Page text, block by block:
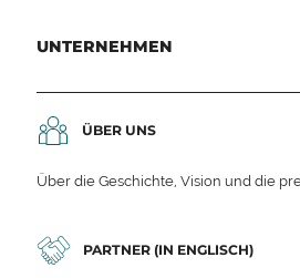
UNTERNEHMEN
ÜBER UNS
Über die Geschichte, Vision und die
PARTNER (IN ENGLISCH)